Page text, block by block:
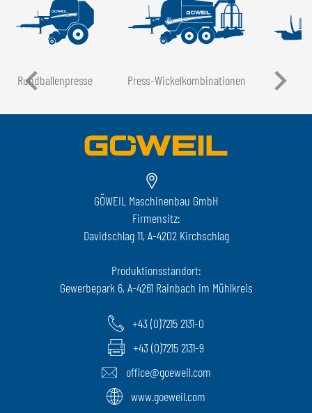
Rundballen­presse Press-Wickel­kombinationen
GÖWEIL Maschinenbau GmbH
Firmensitz:
Davidschlag 11, A-4202 Kirchschlag
Produktionsstandort:
Gewerbepark 6, A-4261 Rainbach im Mühlkreis
+43 (0)7215 2131-0
+43 (0)7215 2131-9
office@goeweil.com
www.goeweil.com